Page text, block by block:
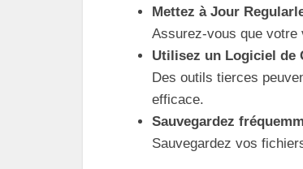
Mettez à Jour
Assurez-vous que votre
Utilisez un Logiciel de
Des outils tierces
efficace.
Sauvegardez
Sauvegardez vos